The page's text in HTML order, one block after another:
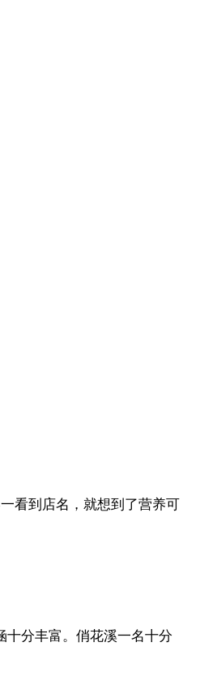
看到店名，就想到了营养可
十分丰富。俏花溪一名十分